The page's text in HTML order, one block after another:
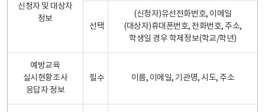
신청자 및 대상자
정보
선택
(신청자)유선전화번호, 이메일
(대상자)휴대폰번호, 전화번호, 주소,
학생일 경우 학제정보(학교/학년)
예방교육
실시현황조사
응답자 정보
필수 이름, 이메일, 기관명, 시도, 주소